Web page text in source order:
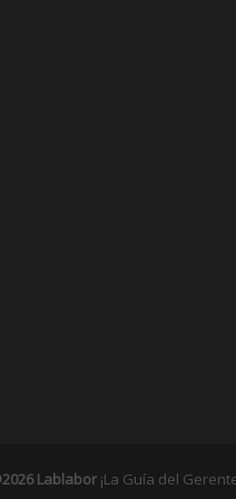
Lablabor ¡La Guía del